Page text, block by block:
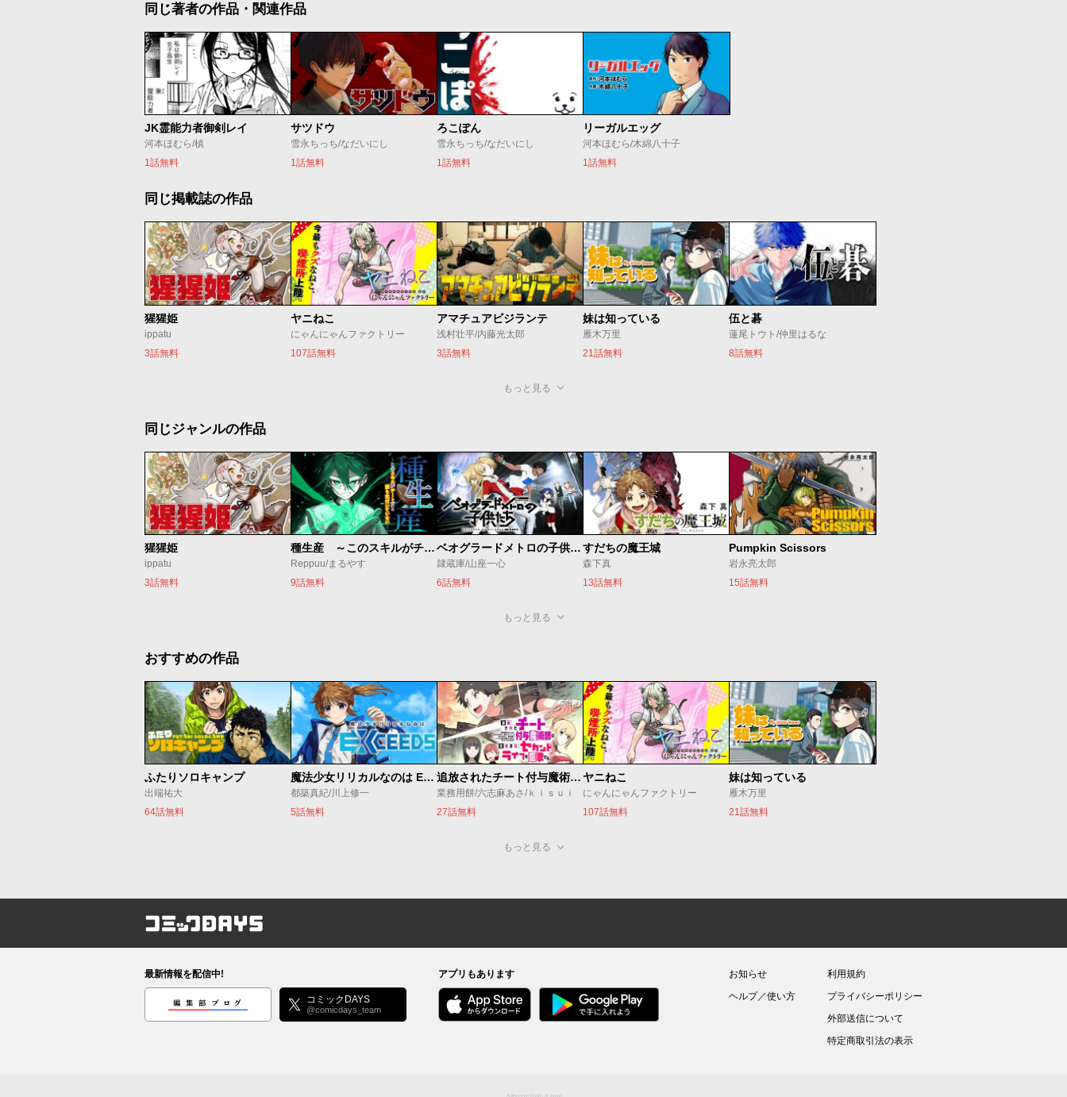
同じ著者の作品・関連作品
JK霊能力者御剣レイ
河本ほむら/槙
1話無料
サツドウ
雪永ちっち/なだいにし
1話無料
ろこぽん
雪永ちっち/なだいにし
1話無料
リーガルエッグ
河本ほむら/木綿八十子
1話無料
同じ掲載誌の作品
猩猩姫
ippatu
3話無料
ヤニねこ
にゃんにゃんファクトリー
107話無料
アマチュアビジランテ
浅村壮平/内藤光太郎
3話無料
妹は知っている
雁木万里
21話無料
伍と碁
蓮尾トウト/仲里はるな
8話無料
もっと見る
同じジャンルの作品
猩猩姫
ippatu
3話無料
種生産 ～このスキルがチートだとまだ誰も気付いていない～
Reppuu/まるやす
9話無料
ベオグラードメトロの子供たち
隷蔵庫/山座一心
6話無料
すだちの魔王城
森下真
13話無料
Pumpkin Scissors
岩永亮太郎
15話無料
もっと見る
おすすめの作品
ふたりソロキャンプ
出端祐大
64話無料
魔法少女リリカルなのは EXCEEDS
都築真紀/川上修一
5話無料
追放されたチート付与魔術師は気ままなセカンドライフを謳歌する。 ～俺は武器だけじゃなく、あらゆるものに『強化ポイント』を付与できるし、俺の意思でいつでも効果を解除できるけど、残った人たち大丈夫？～
業務用餅/六志麻あさ/ｋｉｓｕｉ
27話無料
ヤニねこ
にゃんにゃんファクトリー
107話無料
妹は知っている
雁木万里
21話無料
もっと見る
コミックDAYS
最新情報を配信中!
編集部ブログ コミックDAYS
@comicdays_team
アプリもあります
お知らせ
ヘルプ／使い方
利用規約
プライバシーポリシー
外部送信について
特定商取引法の表示